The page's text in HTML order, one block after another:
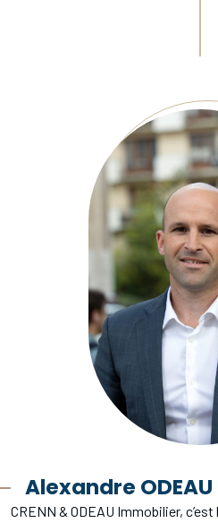
Alexandre ODEAU
CRENN & ODEAU Immobilier,